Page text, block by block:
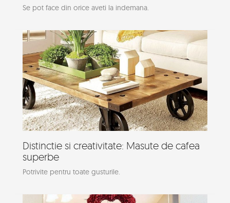
Se pot face din orice aveti la indemana.
Distinctie si creativitate: Masute de cafea
superbe
Potrivite pentru toate gusturile.